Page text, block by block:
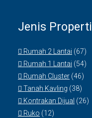
Jenis Properti
Rumah 2 Lantai (67)
Rumah 1 Lantai (54)
Rumah Cluster (46)
Tanah Kavling (38)
Kontrakan Dijual (26)
Ruko (12)